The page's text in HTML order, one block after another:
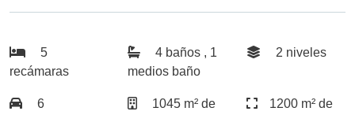
5
recámaras
4 baños , 1
medios baño
2 niveles
6
1045 m² de
1200 m² de